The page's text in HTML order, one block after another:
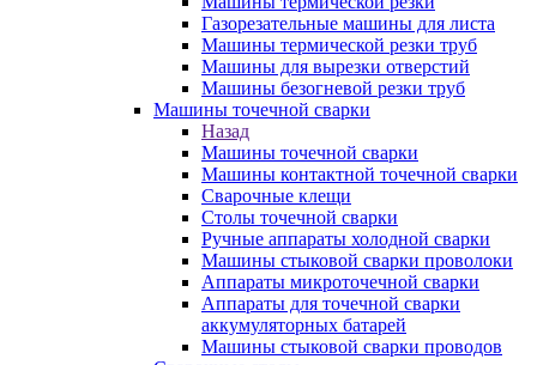
Газорезательные машины для листа
Машины термической резки труб
Машины для вырезки отверстий
Машины безогневой резки труб
Машины точечной сварки
Назад
Машины точечной сварки
Машины контактной точечной сварки
Сварочные клещи
Столы точечной сварки
Ручные аппараты холодной сварки
Машины стыковой сварки проволоки
Аппараты микроточечной сварки
Аппараты для точечной сварки
аккумуляторных батарей
Машины стыковой сварки проводов